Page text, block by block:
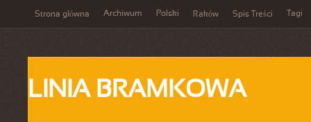
Strona główna Archiwum Polski Raków Spis Treści Tagi
LINIA BRAMKOWA